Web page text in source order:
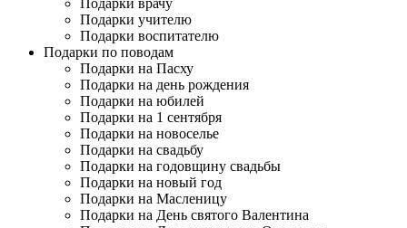
Подарки врачу
Подарки учителю
Подарки воспитателю
Подарки по поводам
Подарки на Пасху
Подарки на день рождения
Подарки на юбилей
Подарки на 1 сентября
Подарки на новоселье
Подарки на свадьбу
Подарки на годовщину свадьбы
Подарки на новый год
Подарки на Масленицу
Подарки на День святого Валентина